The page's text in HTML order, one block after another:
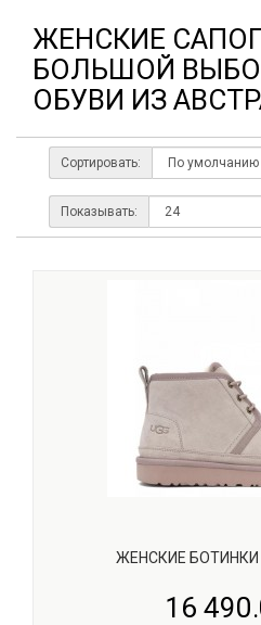
ЖЕНСКИЕ
БОЛЬШОЙ
ОБУВИ ИЗ
Сортировать:
Показывать:
ЖЕНСКИЕ БОТИНКИ
16